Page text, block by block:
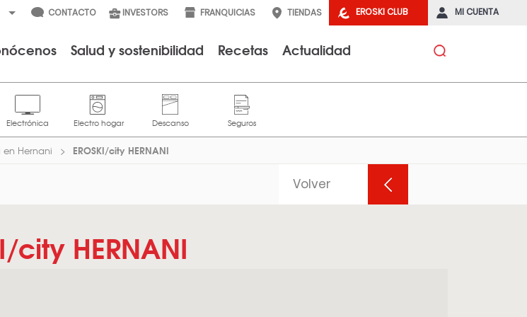
EROSKI CLUB MI CUENTA
CONTACTO INVESTORS FRANQUICIAS TIENDAS
Salud y sostenibilidad Recetas Actualidad
en Hernani EROSKI/city HERNANI
Volver
city HERNANI